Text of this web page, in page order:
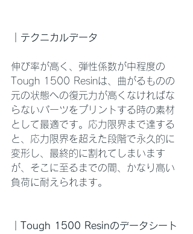
｜テクニカルデータ
伸び率が高く、弾性係数が中程度の
Tough 1500 Resinは、曲がるものの
元の状態への復元力が高くなければな
らないパーツをプリントする時の素材
として最適です。応力限界まで達する
と、応力限界を超えた段階で永久的に
変形し、最終的に割れてしまいます
が、そこに至るまでの間、かなり高い
負荷に耐えられます。
｜Tough 1500 Resinのデータシート